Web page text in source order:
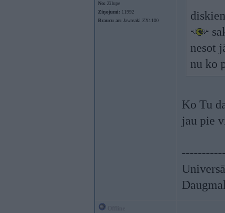
No: Zilupe
Ziņojumi: 11992
Braucu ar: Jawasaki ZX1100
nesot
nu ko
Ko Tu
jau pie